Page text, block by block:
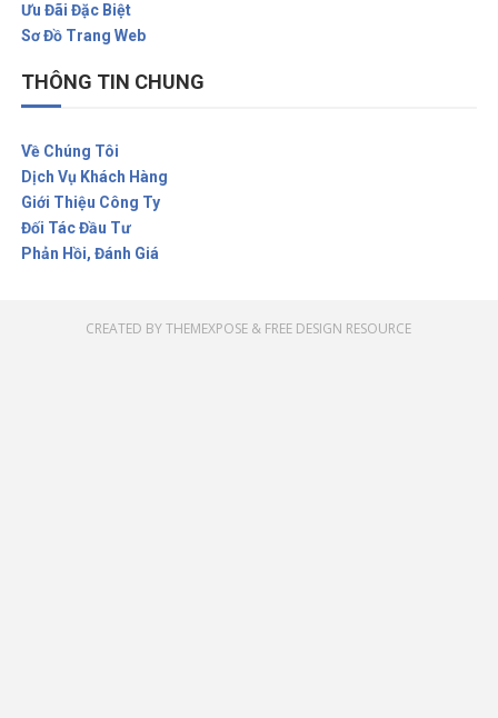
Ưu Đãi Đặc Biệt
Sơ Đồ Trang Web
THÔNG TIN CHUNG
Về Chúng Tôi
Dịch Vụ Khách Hàng
Giới Thiệu Công Ty
Đối Tác Đầu Tư
Phản Hồi, Đánh Giá
CREATED BYTHEMEXPOSE & FREE DESIGN RESOURCE